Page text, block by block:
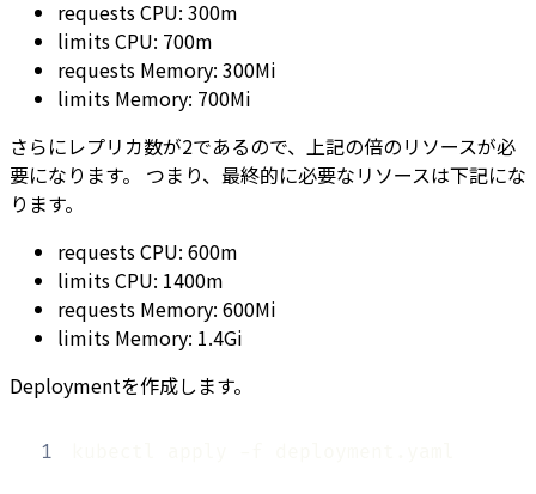
requests CPU: 300m
limits CPU: 700m
requests Memory: 300Mi
limits Memory: 700Mi
さらにレプリカ数が2であるので、上記の倍のリソースが必
要になります。 つまり、最終的に必要なリソースは下記にな
ります。
requests CPU: 600m
limits CPU: 1400m
requests Memory: 600Mi
limits Memory: 1.4Gi
Deploymentを作成します。
1